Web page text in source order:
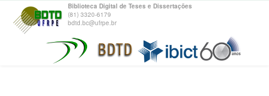
Biblioteca Digital de Teses e Dissertações
(81) 3320-6179
bdtd.bc@ufrpe.br